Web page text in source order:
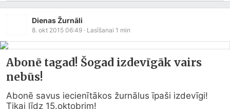
Dienas Žurnāli
8. okt 2015 06:49 · Lasīšanai 1 min
Abonē tagad! Šogad izdevīgāk vairs
nebūs!
Abonē savus iecienītākos žurnālus īpaši izdevīgi!
Tikai līdz 15.oktobrim!